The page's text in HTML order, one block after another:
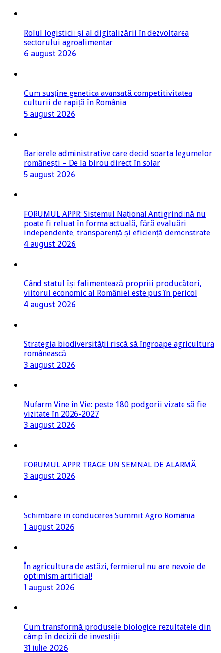
Rolul logisticii și al digitalizării în dezvoltarea
sectorului agroalimentar
6 august 2026
Cum susține genetica avansată competitivitatea
culturii de rapiță în România
5 august 2026
Barierele administrative care decid soarta legumelor
românești – De la birou direct în solar
5 august 2026
FORUMUL APPR: Sistemul Național Antigrindină nu
poate fi reluat în forma actuală, fără evaluări
independente, transparență și eficiență demonstrate
4 august 2026
Când statul își falimentează propriii producători,
viitorul economic al României este pus în pericol
4 august 2026
Strategia biodiversității riscă să îngroape agricultura
românească
3 august 2026
Nufarm Vine în Vie: peste 180 podgorii vizate să fie
vizitate în 2026-2027
3 august 2026
FORUMUL APPR TRAGE UN SEMNAL DE ALARMĂ
3 august 2026
Schimbare în conducerea Summit Agro România
1 august 2026
În agricultura de astăzi, fermierul nu are nevoie de
optimism artificial!
1 august 2026
Cum transformă produsele biologice rezultatele din
câmp în decizii de investiții
31 iulie 2026